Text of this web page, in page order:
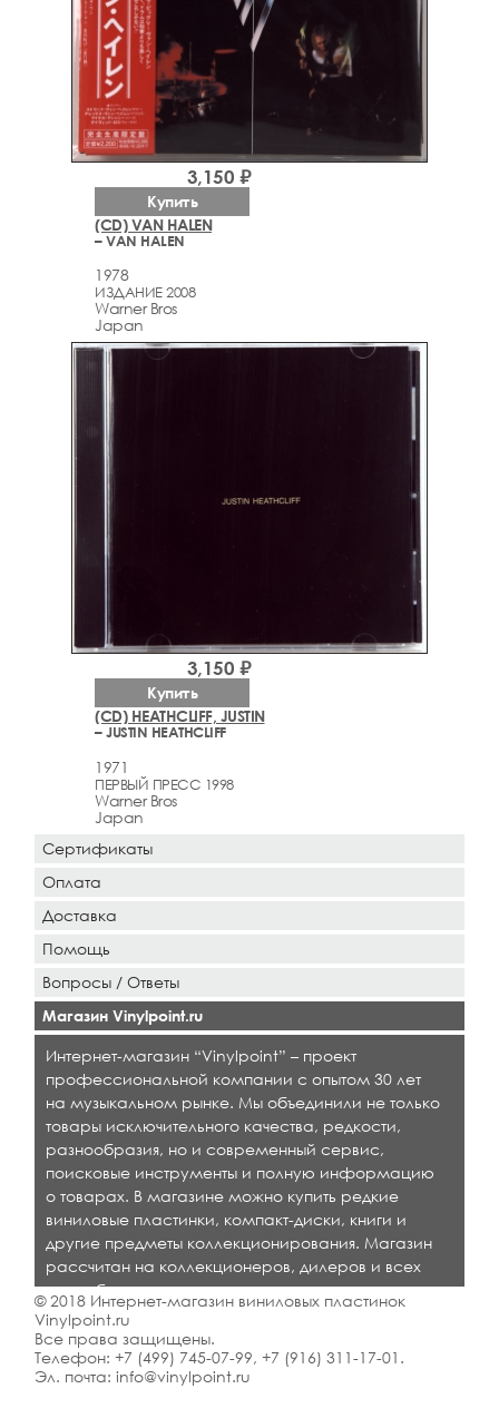
(CD) VAN HALEN
– VAN HALEN
1978
ИЗДАНИЕ 2008
Warner Bros
Japan
3,150 ₽
Купить
(CD) HEATHCLIFF, JUSTIN
– JUSTIN HEATHCLIFF
1971
ПЕРВЫЙ ПРЕСС 1998
Warner Bros
Japan
3,150 ₽
Купить
Сертификаты
Оплата
Доставка
Помощь
Вопросы / Ответы
Магазин Vinylpoint.ru
Интернет-магазин “Vinylpoint” – проект
профессиональной компании с опытом 30 лет
на музыкальном рынке. Мы объединили не только
товары исключительного качества, редкости,
разнообразия, но и современный сервис,
поисковые инструменты и полную информацию
о товарах. В магазине можно купить редкие
виниловые пластинки, компакт-диски, книги и
другие предметы коллекционирования. Магазин
рассчитан на коллекционеров, дилеров и всех
кто любит качественную музыку.
© 2018 Интернет-магазин виниловых пластинок
Vinylpoint.ru
Все права защищены.
Телефон: +7 (499) 745-07-99, +7 (916) 311-17-01 .
Эл. почта: info@vinylpoint.ru